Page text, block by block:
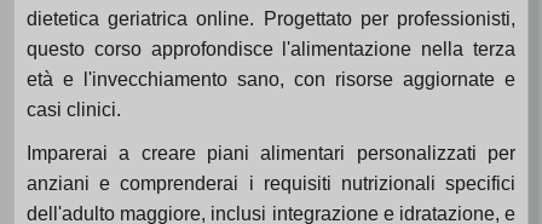
dietetica geriatrica online. Progettato per professionisti,
questo corso approfondisce l'alimentazione nella terza
età e l'invecchiamento sano, con risorse aggiornate e
casi clinici.
Imparerai a creare piani alimentari personalizzati per
anziani e comprenderai i requisiti nutrizionali specifici
dell'adulto maggiore, inclusi integrazione e idratazione, e